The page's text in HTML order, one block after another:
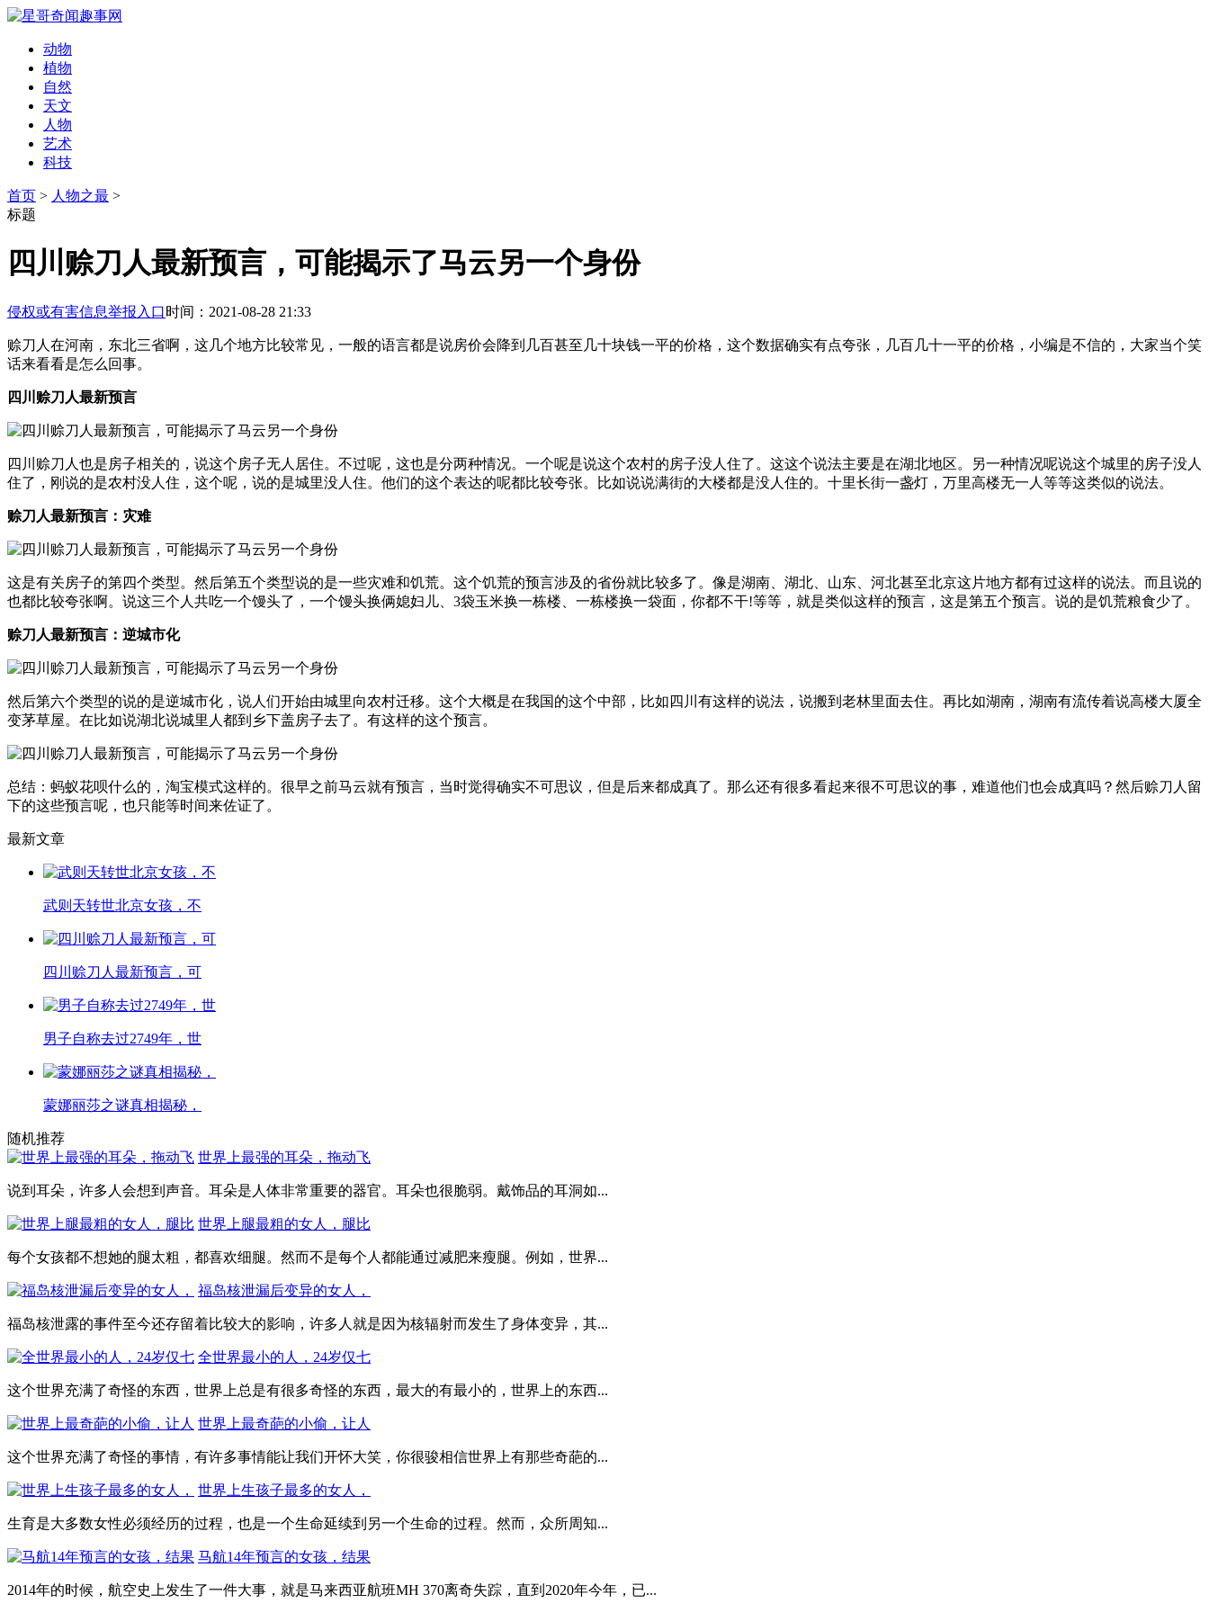
动物
植物
自然
天文
人物
艺术
科技
首页 > 人物之最 >
标题
四川赊刀人最新预言，可能揭示了马云另一个身份
侵权或有害信息举报入口时间：2021-08-28 21:33
赊刀人在河南，东北三省啊，这几个地方比较常见，一般的语言都是说房价会降到几百甚至几十块钱一平的价格，这个数据确实有点夸张，几百几十一平的价格，小编是不信的，大家当个笑
话来看看是怎么回事。
四川赊刀人最新预言
四川赊刀人也是房子相关的，说这个房子无人居住。不过呢，这也是分两种情况。一个呢是说这个农村的房子没人住了。这这个说法主要是在湖北地区。另一种情况呢说这个城里的房子没人
住了，刚说的是农村没人住，这个呢，说的是城里没人住。他们的这个表达的呢都比较夸张。比如说说满街的大楼都是没人住的。十里长街一盏灯，万里高楼无一人等等这类似的说法。
赊刀人最新预言：灾难
这是有关房子的第四个类型。然后第五个类型说的是一些灾难和饥荒。这个饥荒的预言涉及的省份就比较多了。像是湖南、湖北、山东、河北甚至北京这片地方都有过这样的说法。而且说的
也都比较夸张啊。说这三个人共吃一个馒头了，一个馒头换俩媳妇儿、3袋玉米换一栋楼、一栋楼换一袋面，你都不干!等等，就是类似这样的预言，这是第五个预言。说的是饥荒粮食少了。
赊刀人最新预言：逆城市化
然后第六个类型的说的是逆城市化，说人们开始由城里向农村迁移。这个大概是在我国的这个中部，比如四川有这样的说法，说搬到老林里面去住。再比如湖南，湖南有流传着说高楼大厦全
变茅草屋。在比如说湖北说城里人都到乡下盖房子去了。有这样的这个预言。
总结：蚂蚁花呗什么的，淘宝模式这样的。很早之前马云就有预言，当时觉得确实不可思议，但是后来都成真了。那么还有很多看起来很不可思议的事，难道他们也会成真吗？然后赊刀人留
下的这些预言呢，也只能等时间来佐证了。
最新文章
武则天转世北京女孩，不
四川赊刀人最新预言，可
男子自称去过2749年，世
蒙娜丽莎之谜真相揭秘，
随机推荐
世界上最强的耳朵，拖动飞
说到耳朵，许多人会想到声音。耳朵是人体非常重要的器官。耳朵也很脆弱。戴饰品的耳洞如...
世界上腿最粗的女人，腿比
每个女孩都不想她的腿太粗，都喜欢细腿。然而不是每个人都能通过减肥来瘦腿。例如，世界...
福岛核泄漏后变异的女人，
福岛核泄露的事件至今还存留着比较大的影响，许多人就是因为核辐射而发生了身体变异，其...
全世界最小的人，24岁仅七
这个世界充满了奇怪的东西，世界上总是有很多奇怪的东西，最大的有最小的，世界上的东西...
世界上最奇葩的小偷，让人
这个世界充满了奇怪的事情，有许多事情能让我们开怀大笑，你很骏相信世界上有那些奇葩的...
世界上生孩子最多的女人，
生育是大多数女性必须经历的过程，也是一个生命延续到另一个生命的过程。然而，众所周知...
马航14年预言的女孩，结果
2014年的时候，航空史上发生了一件大事，就是马来西亚航班MH 370离奇失踪，直到2020年今年，已...